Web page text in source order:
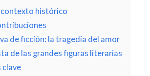
contexto histórico
de ficción: la tragedia del amor
de las grandes figuras literarias